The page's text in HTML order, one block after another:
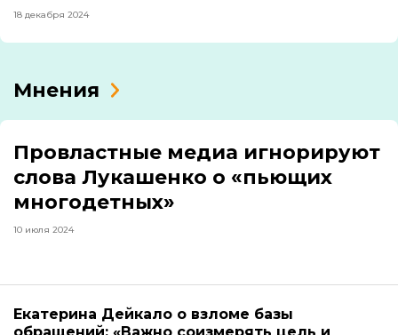
18 декабря 2024
Мнения
Провластные медиа игнорируют
слова Лукашенко о «пьющих
многодетных»
10 июля 2024
Екатерина Дейкало о взломе базы